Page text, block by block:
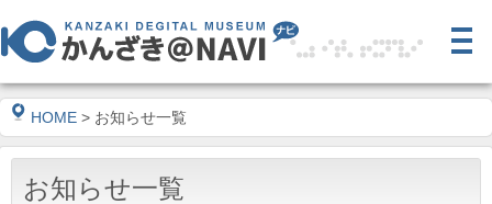
HOME > お知らせ一覧
お知らせ一覧